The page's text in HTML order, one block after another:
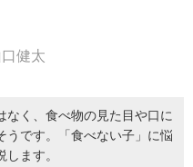
健太
なく、食べ物の見た目や口に
うです。「食べない子」に悩
ます。